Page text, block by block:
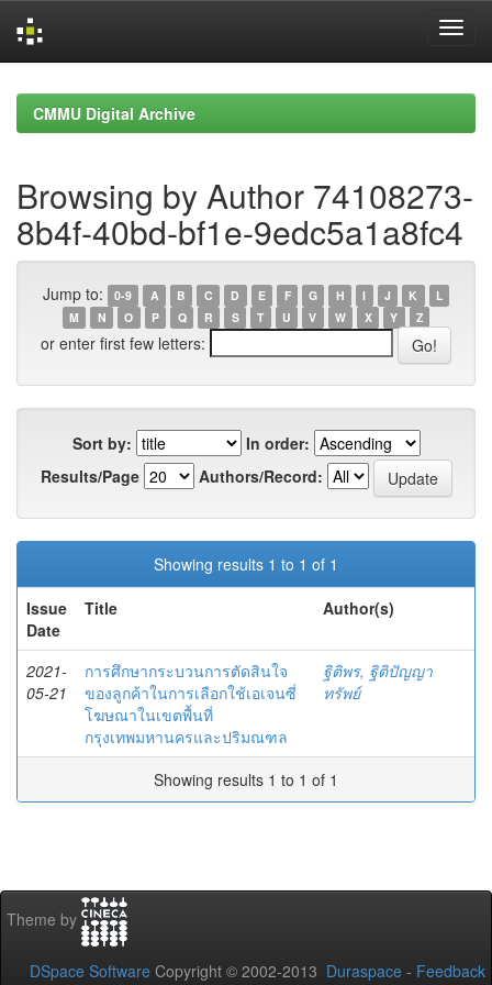
navigationCMMU Digital Archive
Browsing by Author 74108273-
8b4f-40bd-bf1e-9edc5a1a8fc4
Jump to: 0-9 A B C D E F G H I J K
L
M
N O P Q R S T U V W X Y Z
or enter first few letters:
Sort by:
In order:
Results/Page
Authors/Record:
Showing results 1 to 1 of 1
Issue
Date
Title Author(s)
2021-
05-21
การศึกษากระบวนการตัดสินใจ
ของลูกค้าในการเลือกใช้เอเจนซี่
โฆษณาในเขตพื้นที่
กรุงเทพมหานครและปริมณฑล
ฐิติพร, ฐิติปัญญา
ทรัพย์
Showing results 1 to 1 of 1
Theme by
DSpace Software Copyright © 2002-2013 Duraspace - Feedback